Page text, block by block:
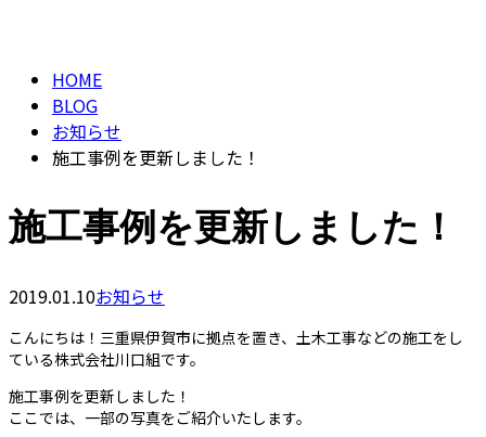
HOME
BLOG
お知らせ
施工事例を更新しました！
施工事例を更新しました！
2019.01.10お知らせ
こんにちは！三重県伊賀市に拠点を置き、土木工事などの施工をし
ている株式会社川口組です。
施工事例を更新しました！
ここでは、一部の写真をご紹介いたします。